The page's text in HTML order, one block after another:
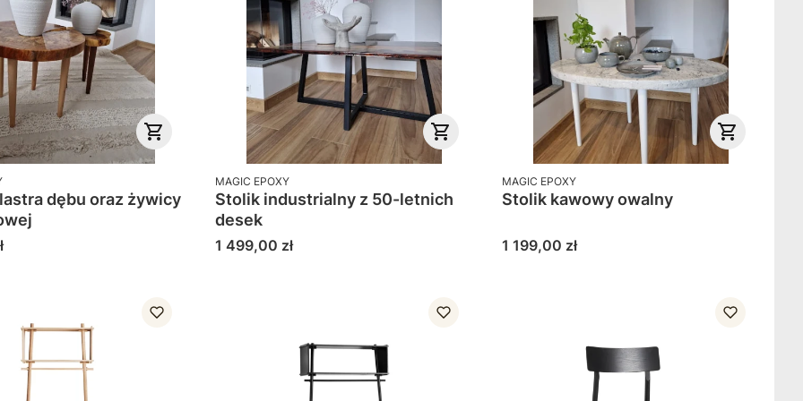
dębu oraz żywicy
PRODUCENT
MAGIC EPOXY
Stolik industrialny z 50-letnich
desek
Cena
1 499,00 zł
PRODUCENT
MAGIC EPOXY
Stolik kawowy owalny
Cena
1 199,00 zł